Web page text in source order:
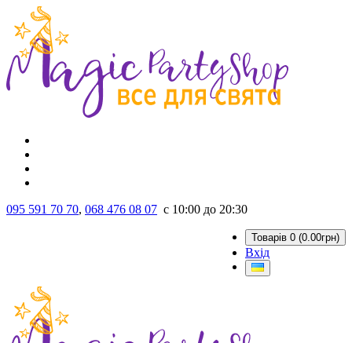
095 591 70 70, 068 476 08 07 с 10:00 до 20:30
Товарів 0 (0.00грн)
Вхід